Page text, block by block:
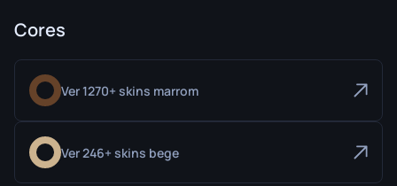
Cores
Ver 1270+ skins marrom
Ver 246+ skins bege